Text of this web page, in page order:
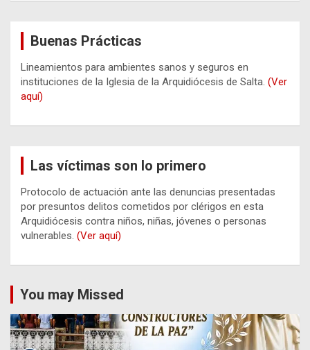
Buenas Prácticas
Lineamientos para ambientes sanos y seguros en
instituciones de la Iglesia de la Arquidiócesis de Salta. (Ver
aquí)
Las víctimas son lo primero
Protocolo de actuación ante las denuncias presentadas
por presuntos delitos cometidos por clérigos en esta
Arquidiócesis contra niños, niñas, jóvenes o personas
vulnerables. (Ver aquí)
You may Missed